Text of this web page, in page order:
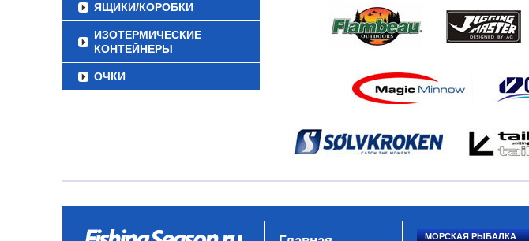
ЯЩИКИ/КОРОБКИ
ИЗОТЕРМИЧЕСКИЕ
КОНТЕЙНЕРЫ
ОЧКИ
МОРСКАЯ РЫБАЛКА